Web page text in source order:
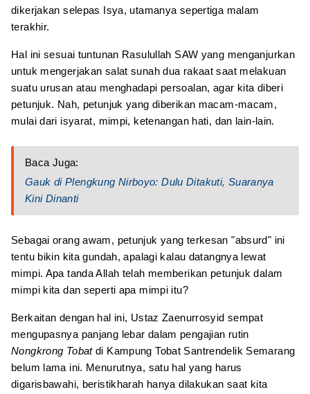
dikerjakan selepas Isya, utamanya sepertiga malam
terakhir.
Hal ini sesuai tuntunan Rasulullah SAW yang menganjurkan
untuk mengerjakan salat sunah dua rakaat saat melakuan
suatu urusan atau menghadapi persoalan, agar kita diberi
petunjuk. Nah, petunjuk yang diberikan macam-macam,
mulai dari isyarat, mimpi, ketenangan hati, dan lain-lain.
Baca Juga:
Gauk di Plengkung Nirboyo: Dulu Ditakuti, Suaranya
Kini Dinanti
Sebagai orang awam, petunjuk yang terkesan "absurd" ini
tentu bikin kita gundah, apalagi kalau datangnya lewat
mimpi. Apa tanda Allah telah memberikan petunjuk dalam
mimpi kita dan seperti apa mimpi itu?
Berkaitan dengan hal ini, Ustaz Zaenurrosyid sempat
mengupasnya panjang lebar dalam pengajian rutin
Nongkrong Tobat di Kampung Tobat Santrendelik Semarang
belum lama ini. Menurutnya, satu hal yang harus
digarisbawahi, beristikharah hanya dilakukan saat kita